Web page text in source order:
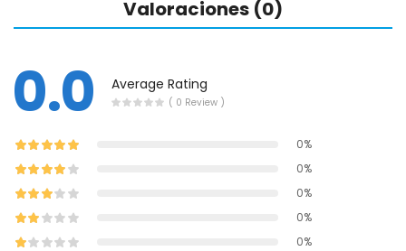
Valoraciones (0)
0.0 Average Rating
( 0 Review )
0%
0%
0%
0%
0%